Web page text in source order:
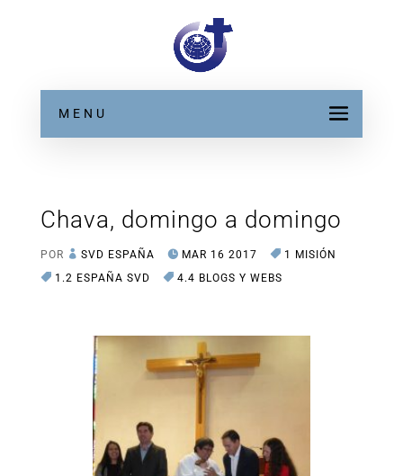
MENU
Chava, domingo a domingo
POR SVD ESPAÑA MAR 16 2017
1 MISIÓN
1.2 ESPAÑA SVD
4.4 BLOGS Y WEBS